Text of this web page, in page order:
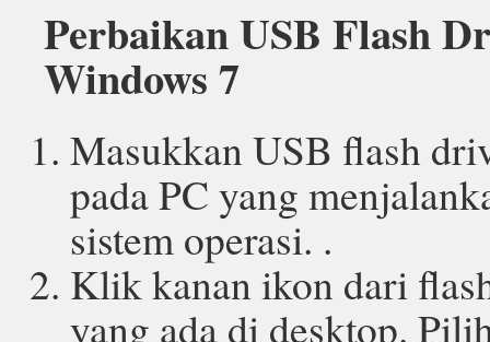
Perbaikan USB Flash
Windows 7
Masukkan USB flash
pada PC yang
sistem operasi. .
Klik kanan ikon dari
yang ada di desktop.